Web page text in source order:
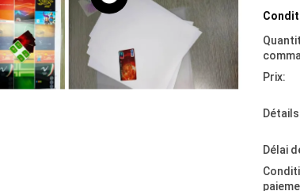
Prix:
Délai